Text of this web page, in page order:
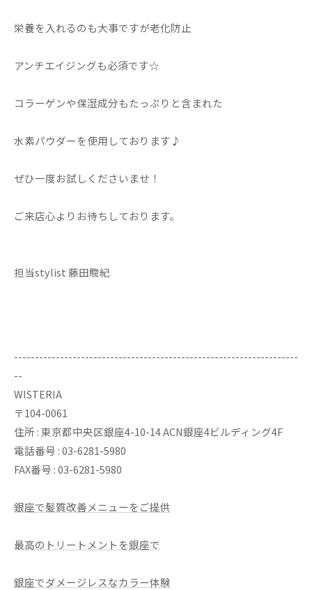
栄養を入れるのも大事ですが老化防止
アンチエイジングも必須です☆
コラーゲンや保湿成分もたっぷりと含まれた
水素パウダーを使用しております♪
ぜひ一度お試しくださいませ！
ご来店心よりお待ちしております。
担当stylist 藤田駿紀
--------------------------------------------------------------------
--
WISTERIA
〒104-0061
住所 : 東京都中央区銀座4-10-14 ACN銀座4ビルディング4F
電話番号 : 03-6281-5980
FAX番号 : 03-6281-5980
銀座で髪質改善メニューをご提供
最高のトリートメントを銀座で
銀座でダメージレスなカラー体験